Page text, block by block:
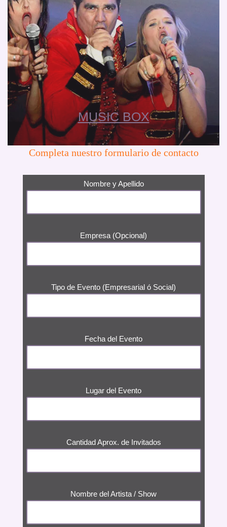
MUSIC BOX
Completa nuestro formulario de contacto
Nombre y Apellido
Empresa (Opcional)
Tipo de Evento (Empresarial ó Social)
Fecha del Evento
Lugar del Evento
Cantidad Aprox. de Invitados
Nombre del Artista / Show